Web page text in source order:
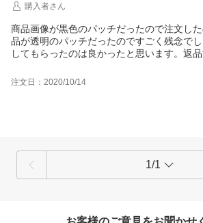
購入者さん
商品画像が黒色のパッチだったので注文し
品が透明のパッチだったのですごく残念で
してもらったのは良かったと思います。返品
注文日：2020/10/14
1/1